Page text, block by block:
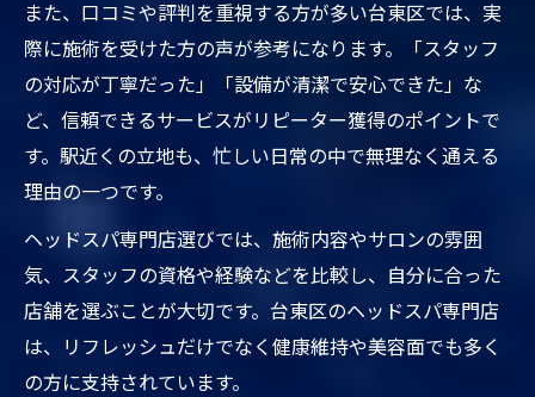
また、口コミや評判を重視する方が多い台東区では、実
際に施術を受けた方の声が参考になります。「スタッフ
の対応が丁寧だった」「設備が清潔で安心できた」な
ど、信頼できるサービスがリピーター獲得のポイントで
す。駅近くの立地も、忙しい日常の中で無理なく通える
理由の一つです。
ヘッドスパ専門店選びでは、施術内容やサロンの雰囲
気、スタッフの資格や経験などを比較し、自分に合った
店舗を選ぶことが大切です。台東区のヘッドスパ専門店
は、リフレッシュだけでなく健康維持や美容面でも多く
の方に支持されています。